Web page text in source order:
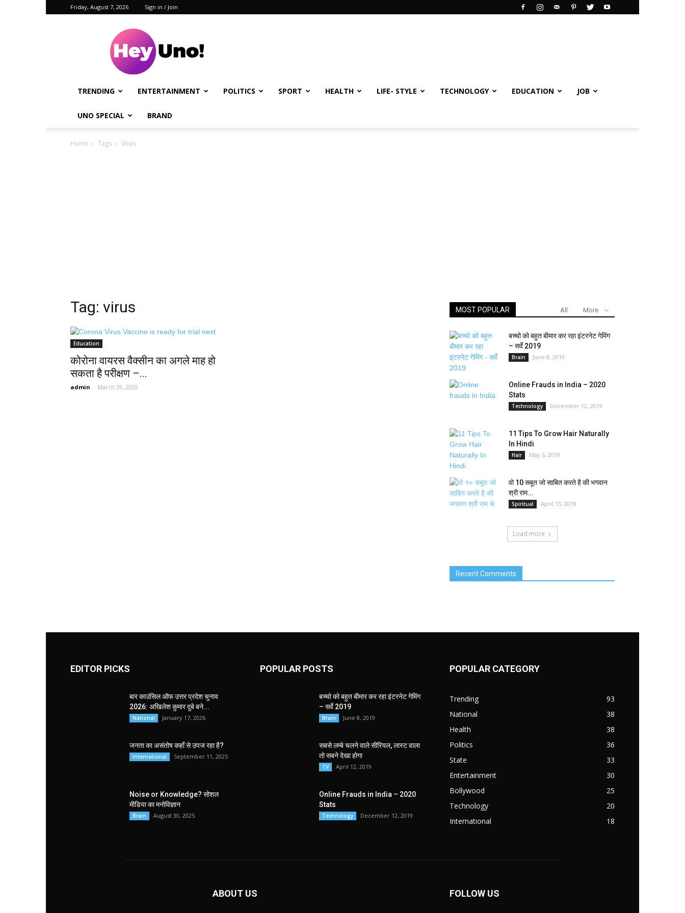
Friday, August 7, 2026 Sign in / Join
Uno!
TRENDING ENTERTAINMENT POLITICS SPORT HEALTH LIFE- STYLE TECHNOLOGY EDUCATION JOB
UNO SPECIAL BRAND
Home Tags Virus
Tag: virus
Education
कोरोना वायरस वैक्सीन का अगले माह हो
सकता है परीक्षण –...
admin - March 29, 2020
MOST POPULAR All More
बच्चो को बहुत बीमार कर रहा इंटरनेट गेमिंग
– सर्वे 2019
Brain June 8, 2019
Online Frauds in India – 2020
Stats
Technology December 12, 2019
11 Tips To Grow Hair Naturally
In Hindi
Hair May 6, 2019
वो 10 सबूत जो साबित करते है की भगवान
श्री राम...
Spiritual April 13, 2019
Load more
Recent Comments
EDITOR PICKS
बार काउंसिल ऑफ उत्तर प्रदेश चुनाव
2026: अखिलेश कुमार दुबे बने...
National January 17, 2026
जनता का असंतोष कहाँ से उपज रहा है?
International September 11, 2025
Noise or Knowledge? सोशल
मीडिया का मनोविज्ञान
Brain August 30, 2025
POPULAR POSTS
बच्चो को बहुत बीमार कर रहा इंटरनेट गेमिंग
– सर्वे 2019
Brain June 8, 2019
सबसे लम्बे चलने वाले सीरियल, लास्ट वाला
तो सबने देखा होगा
TV April 12, 2019
Online Frauds in India – 2020
Stats
Technology December 12, 2019
POPULAR CATEGORY
Trending
93
National
38
Health
38
Politics
36
State
33
Entertainment
30
Bollywood
25
Technology
20
International
18
ABOUT US FOLLOW US